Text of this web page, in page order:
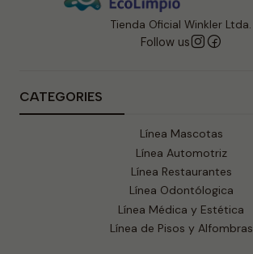
Tienda Oficial Winkler Ltda.
Follow us
CATEGORIES
Línea Mascotas
Línea Automotriz
Línea Restaurantes
Línea Odontólogica
Línea Médica y Estética
Línea de Pisos y Alfombras